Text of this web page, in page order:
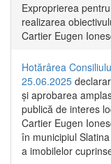
Exproprierea
realizarea
Cartier Eugen
Hotărârea
25.06.2025
și aprobarea
publică de interes
Cartier Eugen
în municipiul
a imobilelor